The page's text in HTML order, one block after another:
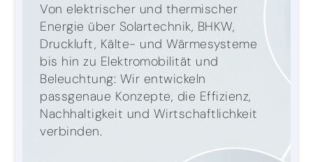
Von elektrischer und thermischer
Energie über Solartechnik, BHKW,
Druckluft, Kälte- und Wärmesysteme
bis hin zu Elektromobilität und
Beleuchtung: Wir entwickeln
passgenaue Konzepte, die Effizienz,
Nachhaltigkeit und Wirtschaftlichkeit
verbinden.